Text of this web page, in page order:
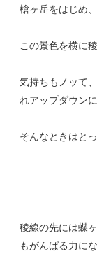
槍ヶ岳をはじめ
この景色を横に
気持ちもノッて
れアップダウン
そんなときはと
稜線の先には蝶
もがんばる力に